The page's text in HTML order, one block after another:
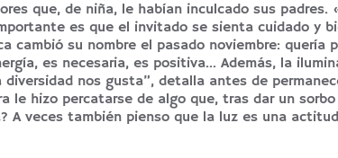
que, de niña, le habían inculcado sus padres.
es que el invitado se sienta cuidado y
cambió su nombre el pasado noviembre: quería
es necesaria, es positiva… Además, la
nos gusta”, detalla antes de
le hizo percatarse de algo que, tras dar un
A veces también pienso que la luz es una